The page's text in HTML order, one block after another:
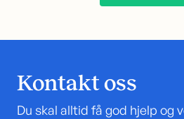
Kontakt oss
Du skal alltid få god hjelp og